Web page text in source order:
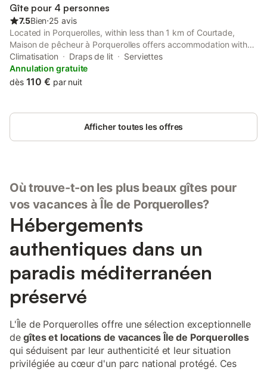
séjour sera à régler sur place. Caractéristiques de la location de
vacances : Proche aéroport : Aé
Gîte pour 4 personnes
7.5Bien⋅25 avis
Located in Porquerolles, within less than 1 km of Courtade,
Maison de pêcheur à Porquerolles offers accommodation with
air conditioning. The property has garden and city views.
Climatisation Draps de lit
Serviettes
Annulation gratuite
dès 110 € par nuit
Afficher toutes les offres
Où trouve-t-on les plus beaux gîtes pour
vos vacances à Île de Porquerolles?
Hébergements
authentiques dans un
paradis méditerranéen
préservé
L'Île de Porquerolles offre une sélection exceptionnelle
degîtes et locations de vacances Île de Porquerolles
qui séduisent par leur authenticité et leur situation
privilégiée au cœur d'un parc national protégé. Ces